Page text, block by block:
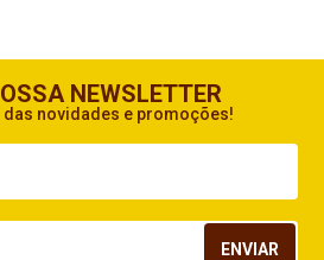
NEWSLETTER
das novidades e promoções!
ENVIAR